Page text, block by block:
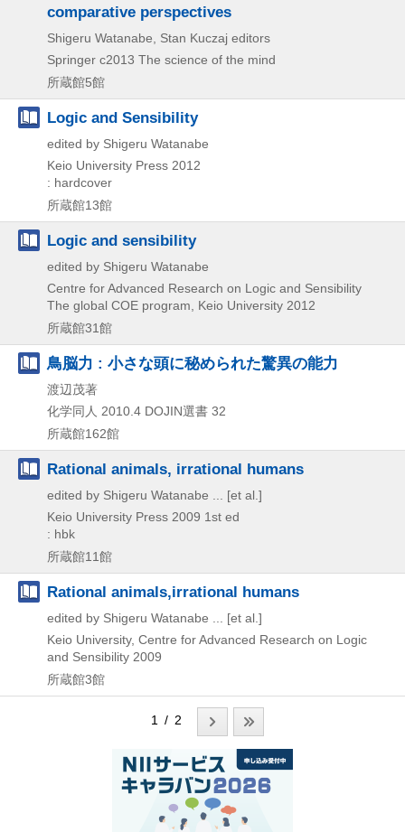
comparative perspectives
Shigeru Watanabe, Stan Kuczaj editors
Springer c2013 The science of the mind
所蔵館5館
Logic and Sensibility
edited by Shigeru Watanabe
Keio University Press 2012
: hardcover
所蔵館13館
Logic and sensibility
edited by Shigeru Watanabe
Centre for Advanced Research on Logic and Sensibility
The global COE program, Keio University 2012
所蔵館31館
鳥脳力 : 小さな頭に秘められた驚異の能力
渡辺茂著
化学同人 2010.4 DOJIN選書 32
所蔵館162館
Rational animals, irrational humans
edited by Shigeru Watanabe ... [et al.]
Keio University Press 2009 1st ed
: hbk
所蔵館11館
Rational animals,irrational humans
edited by Shigeru Watanabe ... [et al.]
Keio University, Centre for Advanced Research on Logic
and Sensibility 2009
所蔵館3館
1 / 2